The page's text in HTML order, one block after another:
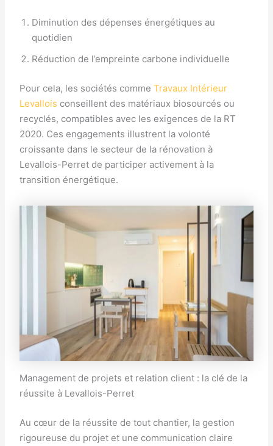
Diminution des dépenses énergétiques au
quotidien
Réduction de l’empreinte carbone individuelle
Pour cela, les sociétés commeTravaux Intérieur
Levallois conseillent des matériaux biosourcés ou
recyclés, compatibles avec les exigences de la RT
2020. Ces engagements illustrent la volonté
croissante dans le secteur de la rénovation à
Levallois-Perret de participer activement à la
transition énergétique.
Management de projets et relation client : la clé de la
réussite à Levallois-Perret
Au cœur de la réussite de tout chantier, la gestion
rigoureuse du projet et une communication claire